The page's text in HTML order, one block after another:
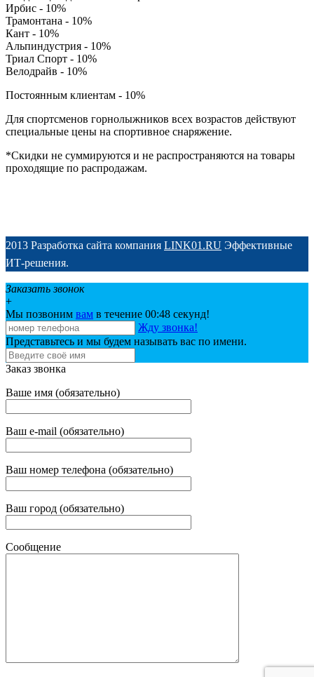
Ирбис - 10%
Трамонтана - 10%
Кант - 10%
Альпиндустрия - 10%
Триал Спорт - 10%
Велодрайв - 10%
Постоянным клиентам - 10%
Для спортсменов горнолыжников всех возрастов действуют
специальные цены на спортивное снаряжение.
*Скидки не суммируются и не распространяются на товары
проходящие по распродажам.
2013 Разработка сайта компания LINK01.RU Эффективные
ИТ-решения.
Заказать звонок
+
Мы позвоним вам в течение 00:48 секунд!
Жду звонка!
Представьтесь и мы будем называть вас по имени.
Заказ звонка
Ваше имя (обязательно)
Ваш e-mail (обязательно)
Ваш номер телефона (обязательно)
Ваш город (обязательно)
Сообщение